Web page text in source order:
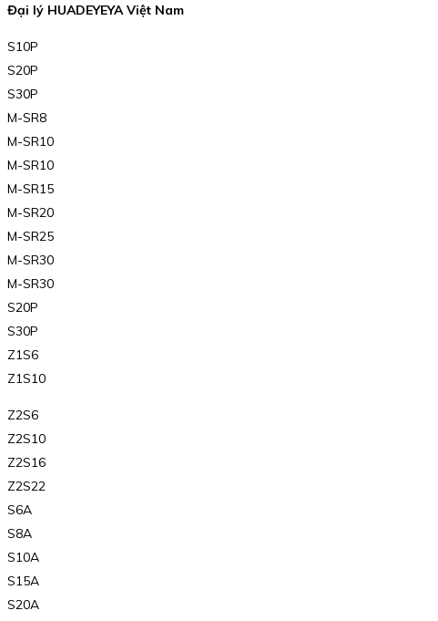
Đại lý HUADEYEYA Việt Nam
S10P
S20P
S30P
M-SR8
M-SR10
M-SR10
M-SR15
M-SR20
M-SR25
M-SR30
M-SR30
S20P
S30P
Z1S6
Z1S10
Z2S6
Z2S10
Z2S16
Z2S22
S6A
S8A
S10A
S15A
S20A